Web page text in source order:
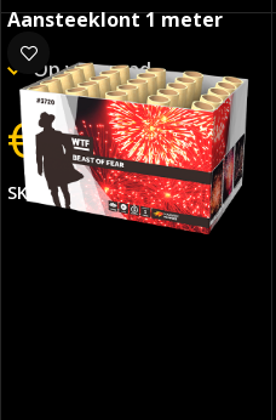
Aansteeklont 1 meter
Op voorraad
€0.99
SKU:923